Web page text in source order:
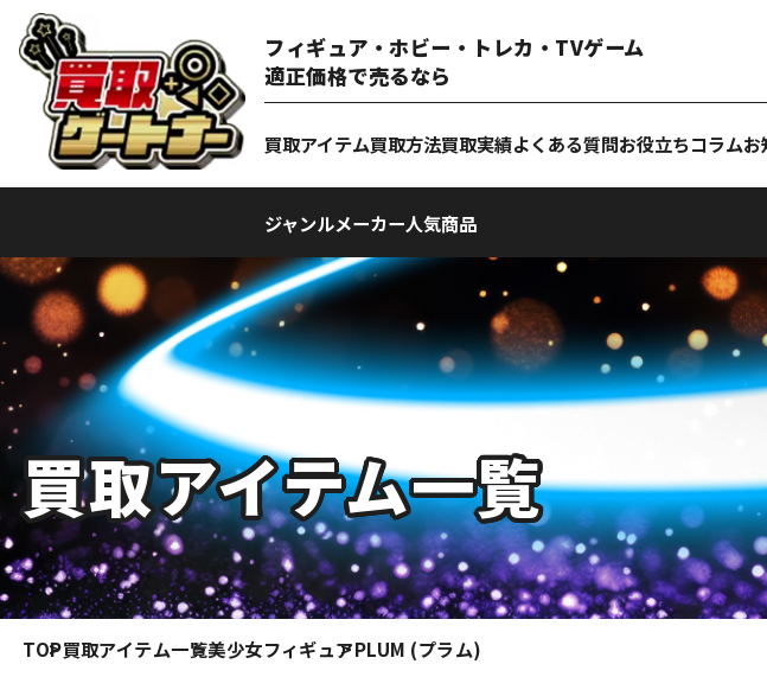
フィギュア・ホビー・トレカ・TVゲーム
適正価格で売るなら
買取アイテム買取方法買取実績よくある質問お役立ちコラムお
ジャンルメーカー人気商品
買取アイテム一覧
TOP買取アイテム一覧美少女フィギュアPLUM (プラム)